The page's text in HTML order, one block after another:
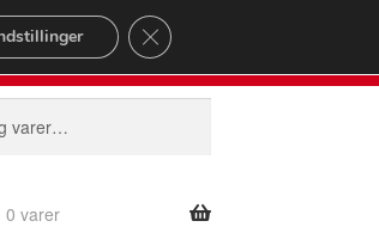
forsendelse
16
0 varer
Close GDPR Cookie Banner